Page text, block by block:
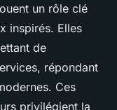
un rôle clé
inspirés. Elles
de
répondant
Ces
privilégient la